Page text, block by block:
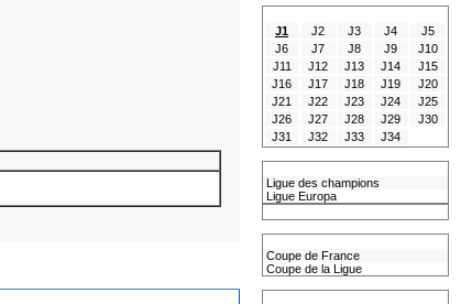
J1
J2 J3 J4
J5
J6
J7 J8 J9
J10
J11
J12 J13 J14
J15
J16
J17 J18 J19
J20
J21
J22 J23 J24
J25
J26
J27 J28 J29
J30
J31
J32 J33 J34
Ligue des champions
Ligue Europa
Coupe de France
Coupe de la Ligue